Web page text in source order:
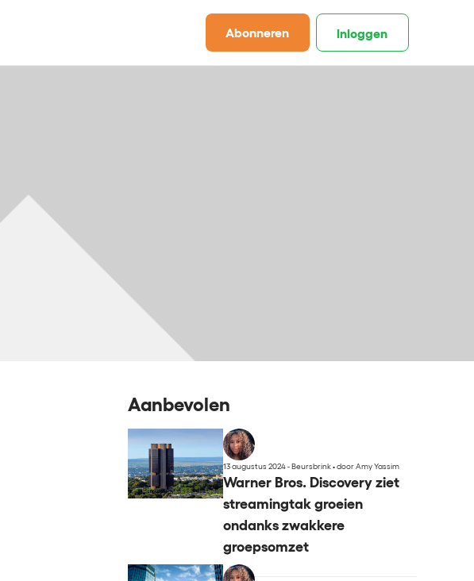
Abonneren Inloggen
Aanbevolen
13 augustus 2024 - Beursbrink•door Amy Yassim
Warner Bros. Discovery ziet
streamingtak groeien
ondanks zwakkere
groepsomzet